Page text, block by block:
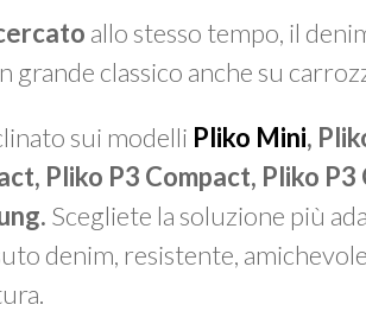
allo stesso tempo, il
grande classico anche su
sui modelli Pliko Mini,
Pliko P3 Compact, Pliko
Scegliete la soluzione più
denim, resistente,